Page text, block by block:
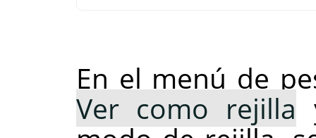
En el menú de
Ver como rejilla